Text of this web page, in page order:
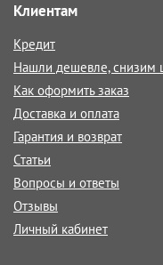
Клиентам
Кредит
Нашли дешевле, снизим
Как оформить заказ
Доставка и оплата
Гарантия и возврат
Статьи
Вопросы и ответы
Отзывы
Личный кабинет